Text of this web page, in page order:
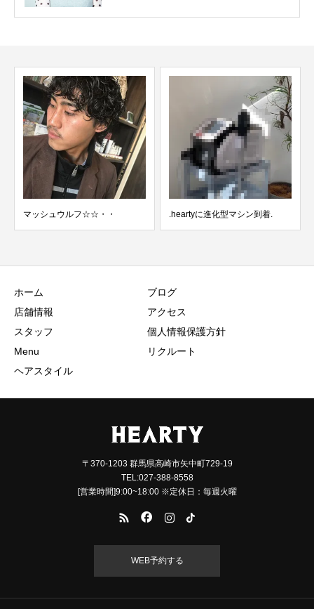
.heartyに進化型マシン到着.
根元とのトーン差を活かした
ークルーツのホワイトラ...
ホーム
店舗情報
スタッフ
Menu
ヘアスタイル
ブログ
アクセス
個人情報保護方針
リクルート
〒370-1203 群馬県高崎市矢中町729-19
TEL:027-388-8558
[営業時間]9:00~18:00 ※定休日：毎週火曜
WEB予約する